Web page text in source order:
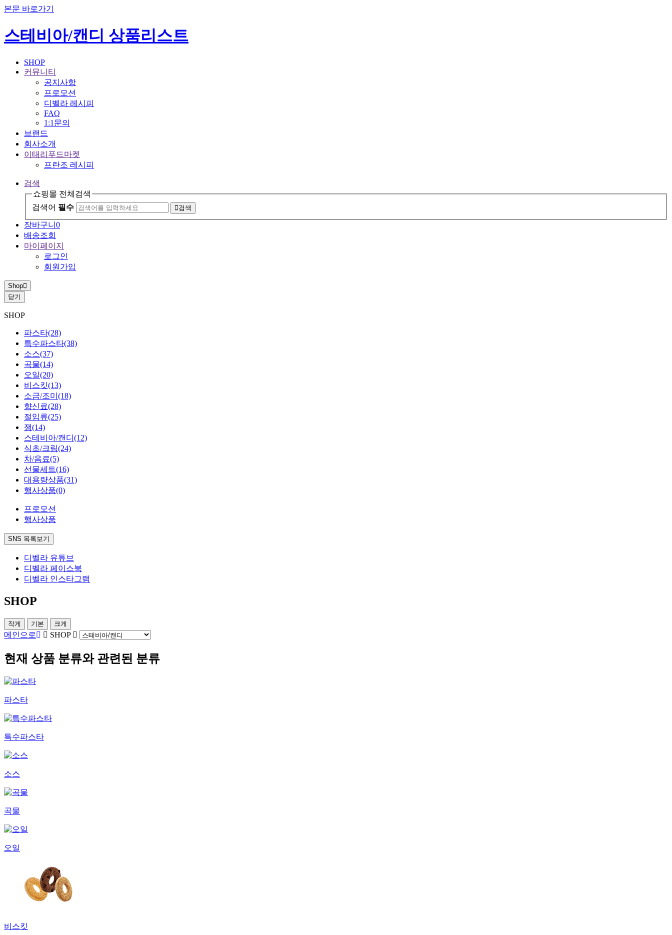
본문 바로가기
스테비아/캔디 상품리스트
SHOP
커뮤니티
공지사항
프로모션
디벨라 레시피
FAQ
1:1문의
브랜드
회사소개
이태리푸드마켓
프란조 레시피
검색
쇼핑몰 전체검색
검색어 필수 검색
장바구니 0
배송조회
마이페이지
로그인
회원가입
Shop
닫기
SHOP
파스타(28)
특수파스타(38)
소스(37)
곡물(14)
오일(20)
비스킷(13)
소금/조미 (18)
향신료(28)
절임류(25)
잼(14)
스테비아/캔디 (12)
식초/크림(24)
차/음료(5)
선물세트(16)
대용량상품(31)
행사상품(0)
프로모션
행사상품
SNS 목록보기
디벨라 유튜브
디벨라 페이스북
디벨라 인스타그램
SHOP
작게 기본 크게
메인으로 SHOP
현재 상품 분류와 관련된 분류
파스타
특수파스타
소스
곡물
오일
비스킷